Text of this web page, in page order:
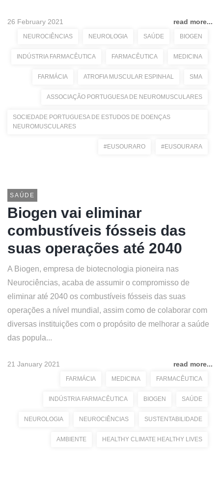
26 February 2021 read more...
NEUROCIÊNCIAS NEUROLOGIA SAÚDE BIOGEN
INDÚSTRIA FARMACÊUTICA FARMACÊUTICA MEDICINA
FARMÁCIA ATROFIA MUSCULAR ESPINHAL SMA
ASSOCIAÇÃO PORTUGUESA DE NEUROMUSCULARES
SOCIEDADE PORTUGUESA DE ESTUDOS DE DOENÇAS
NEUROMUSCULARES
#EUSOURARO #EUSOURARA
SAÚDE
Biogen vai eliminar
combustíveis fósseis das
suas operações até 2040
A Biogen, empresa de biotecnologia pioneira nas
Neurociências, acaba de assumir o compromisso de
eliminar até 2040 os combustíveis fósseis das suas
operações a nível mundial, assim como de colaborar com
diversas instituições com o propósito de melhorar a saúde
das popula...
21 January 2021 read more...
FARMÁCIA MEDICINA FARMACÊUTICA
INDÚSTRIA FARMACÊUTICA BIOGEN SAÚDE
NEUROLOGIA NEUROCIÊNCIAS SUSTENTABILIDADE
AMBIENTE HEALTHY CLIMATE HEALTHY LIVES